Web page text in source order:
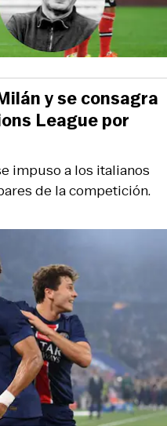
impuso a los italianos
de la competición.
y se consagra
League por